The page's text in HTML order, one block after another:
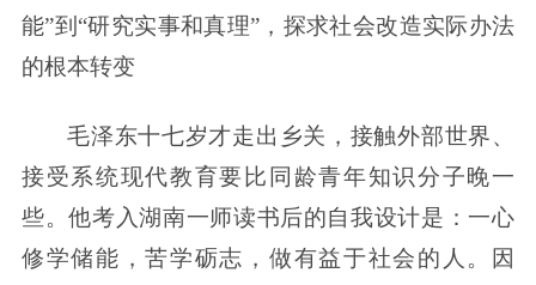
能”到“研究实事和真理”，探求社会改造实际办法
的根本转变
毛泽东十七岁才走出乡关，接触外部世界、
接受系统现代教育要比同龄青年知识分子晚一
些。他考入湖南一师读书后的自我设计是：一心
修学储能，苦学砺志，做有益于社会的人。因